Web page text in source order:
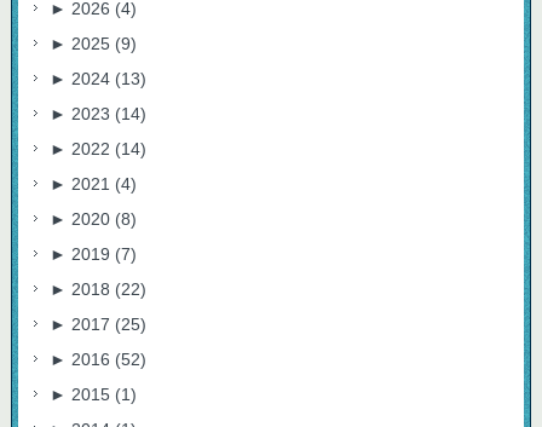
►2026 (4)
►2025 (9)
►2024 (13)
►2023 (14)
►2022 (14)
►2021 (4)
►2020 (8)
►2019 (7)
►2018 (22)
►2017 (25)
►2016 (52)
►2015 (1)